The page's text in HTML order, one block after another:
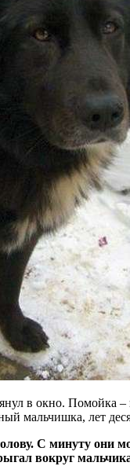
в окно. Помойка
мальчишка, лет
С минуту они
вокруг